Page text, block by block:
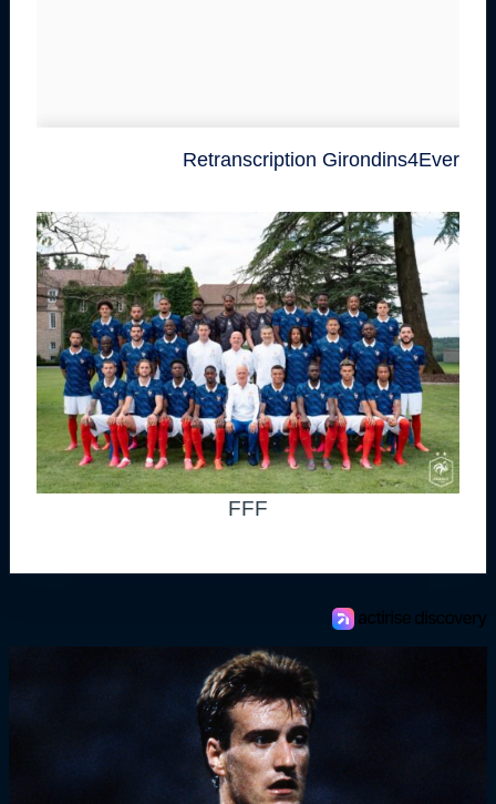
Retranscription Girondins4Ever
FFF